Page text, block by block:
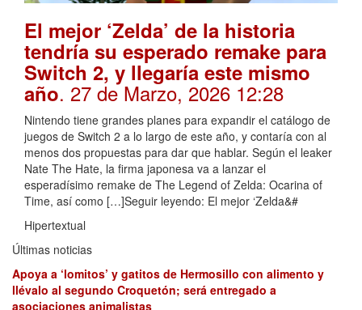
El mejor ‘Zelda’ de la historia
tendría su esperado remake para
Switch 2, y llegaría este mismo
año. 27 de Marzo, 2026 12:28
Nintendo tiene grandes planes para expandir el catálogo de
juegos de Switch 2 a lo largo de este año, y contaría con al
menos dos propuestas para dar que hablar. Según el leaker
Nate The Hate, la firma japonesa va a lanzar el
esperadísimo remake de The Legend of Zelda: Ocarina of
Time, así como […]Seguir leyendo: El mejor ‘Zelda&#
Hipertextual
Últimas noticias
Apoya a ‘lomitos’ y gatitos de Hermosillo con alimento y
llévalo al segundo Croquetón; será entregado a
asociaciones animalistas